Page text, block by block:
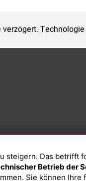
steigern. Das betrifft
Betrieb der
Sie können Ihre